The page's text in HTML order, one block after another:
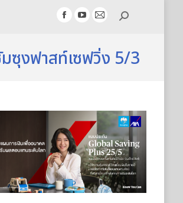
Facebook
opens
in
YouTube
opens
in
Mail
opens
in
Search:
ซุงฟาสท์เซฟวิ่ง 5/3